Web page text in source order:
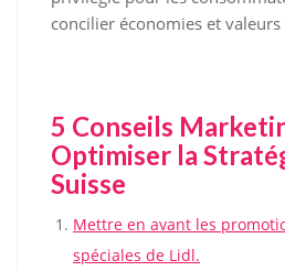
concilier économies et valeurs
5 Conseils
Optimiser la
Suisse
Mettre en avant les
spéciales de Lidl.